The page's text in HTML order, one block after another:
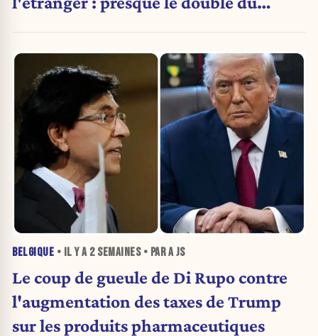
BELGIQUE • IL Y A 2 SEMAINES• PAR A JS
Le coup de gueule de Di Rupo contre
l'augmentation des taxes de Trump
sur les produits pharmaceutiques